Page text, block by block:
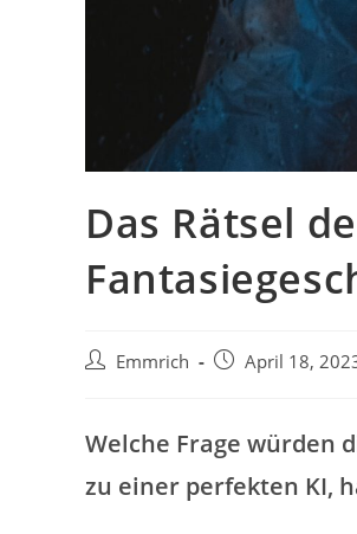
Das Rätsel
Beitrags-
Emmrich
BeitragApril 18,
Welche Frage würden
zu einer perfekten KI,